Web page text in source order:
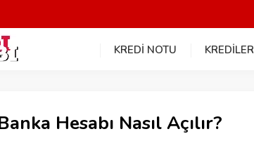
KREDİ NOTU KREDİLER
Hesabı Nasıl Açılır?